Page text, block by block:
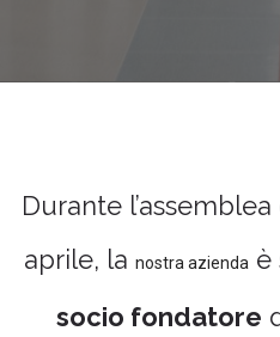
Durante
aprile, la nostra azienda è
socio fondatore